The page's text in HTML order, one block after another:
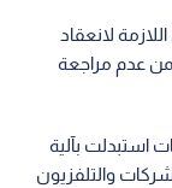
لانعقاد
عدم مراجعة
استبدلت بآلية
والتلفزيون